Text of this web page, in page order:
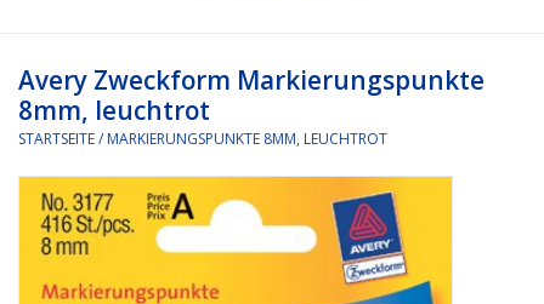
Rund um den Schreibtisch
Kleben und versenden
Software
Avery Zweckform Markierungspunkte
8mm, leuchtrot
STARTSEITE/ MARKIERUNGSPUNKTE 8MM, LEUCHTROT